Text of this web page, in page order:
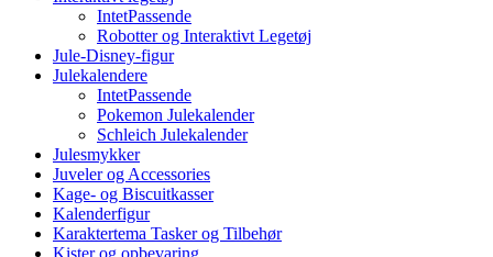
IntetPassende
Robotter og Interaktivt Legetøj
Jule-Disney-figur
Julekalendere
IntetPassende
Pokemon Julekalender
Schleich Julekalender
Julesmykker
Juveler og Accessories
Kage- og Biscuitkasser
Kalenderfigur
Karaktertema Tasker og Tilbehør
Kister og opbevaring